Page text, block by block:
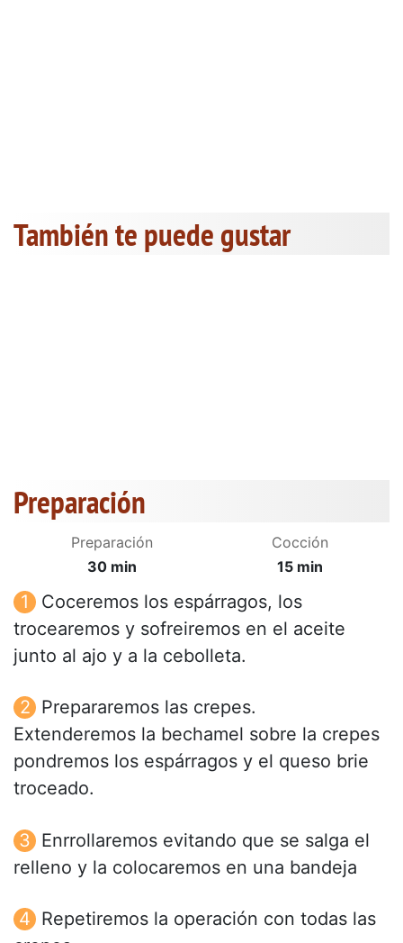
También te puede gustar
Preparación
Preparación
30 min
Cocción
15 min
Coceremos los espárragos, los
trocearemos y sofreiremos en el aceite
junto al ajo y a la cebolleta.
Prepararemos las crepes.
Extenderemos la bechamel sobre la crepes
pondremos los espárragos y el queso brie
troceado.
Enrrollaremos evitando que se salga el
relleno y la colocaremos en una bandeja
Repetiremos la operación con todas las